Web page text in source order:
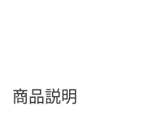
商品説明